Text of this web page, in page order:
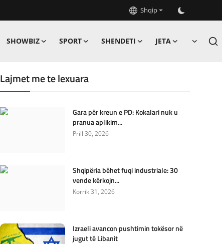
Shqip
SHOWBIZ SPORT SHENDETI JETA
Lajmet me te lexuara
Gara për kreun e PD: Kokalari nuk u
pranua aplikim...
Prill 30, 2026
Shqipëria bëhet fuqi industriale: 30
vende kërkojn...
Korrik 31, 2026
Izraeli avancon pushtimin tokësor në
jugut të Libanit